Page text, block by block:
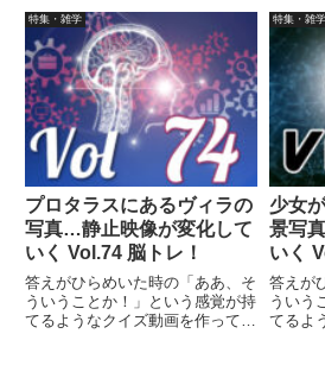
画に答えはありませんので、最後
まで繰り返し見られます。
画に答
まで
特集・雑学
プロタラスにあるヴィラの
写真…静止映像が変化して
いく Vol.74 脳トレ！
答えがひらめいた時の「ああ、そ
ういうことか！」という感覚が持
てるようなクイズ動画を作ってみ
特集・雑学
少女
景写
いく
答えが
ういう
てるよ